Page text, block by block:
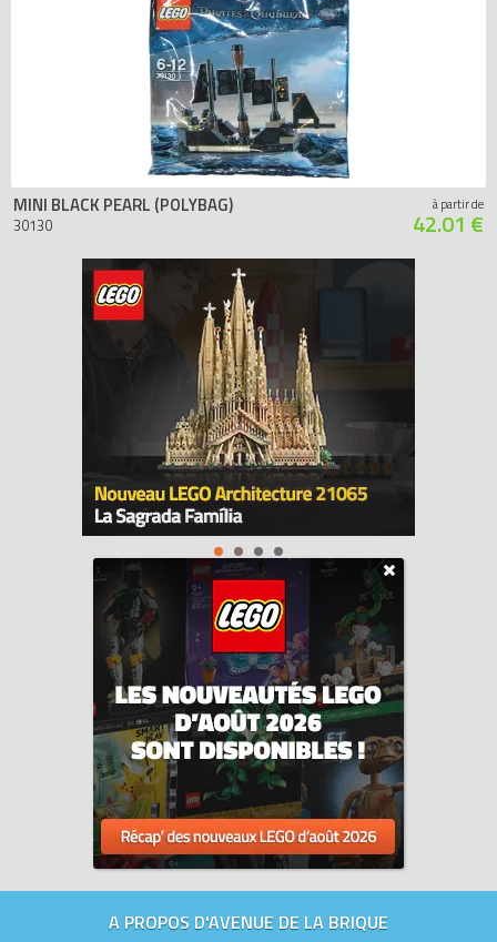
MINI BLACK PEARL (POLYBAG)
30130
à partir de
42.01 €
A PROPOS D'AVENUE DE LA BRIQUE